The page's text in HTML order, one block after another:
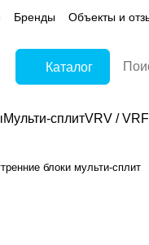
Бренды Объекты и
Каталог
Мульти-сплитVRV / VRF
блоки мульти-сплит